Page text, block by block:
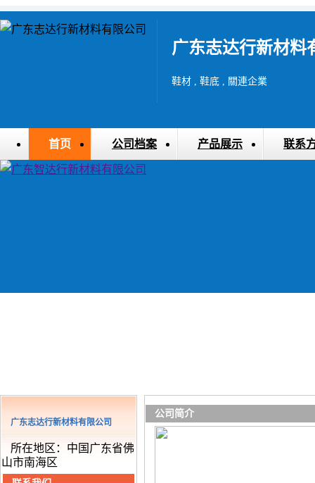
广东志达行新材料
鞋材 , 鞋底 , 關連企業
首页 公司档案 产品展示 联系
广东志达行新材料有限公司
所在地区：中国广东省佛
山市南海区
公司简介